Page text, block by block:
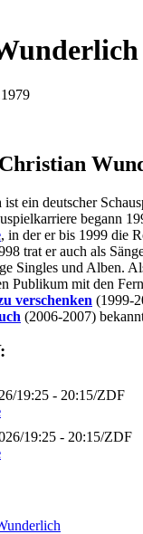
ist ein deutscher
begann
, in der er bis 1999 die
trat er auch als
Singles und Alben.
Publikum mit den
verschenken (1999-
(2006-2007)
/19:25 - 20:15/ZDF
/19:25 - 20:15/ZDF